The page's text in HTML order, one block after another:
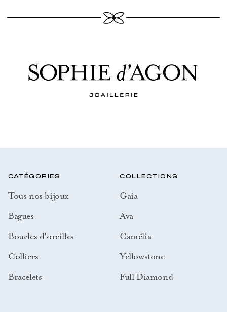
CATÉGORIES
Tous nos bijoux
Bagues
Boucles d'oreilles
Colliers
Bracelets
COLLECTIONS
Gaia
Ava
Camélia
Yellowstone
Full Diamond